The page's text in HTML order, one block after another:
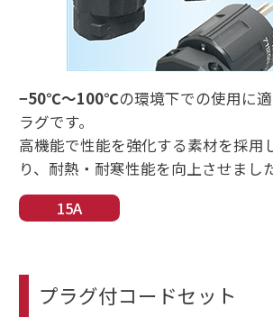
−50℃〜100℃の環境下での使用に
ラグです。
高機能で性能を強化する素材を採用
り、耐熱・耐寒性能を向上させまし
15A
プラグ付コードセット